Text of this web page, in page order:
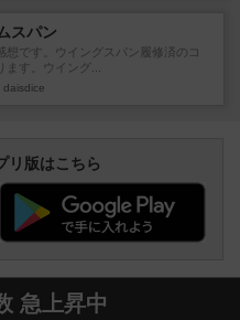
スパン
想です。ウイングスパン履修済のコ
ます。ウイング...
daisdice
リ版はこちら
急上昇中